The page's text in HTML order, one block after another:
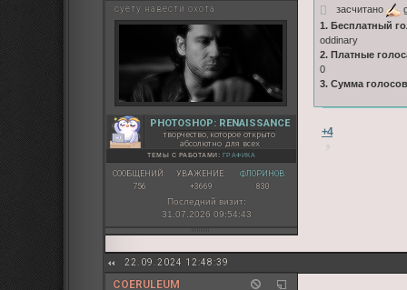
суету навести охота
PHOTOSHOP: RENAISSANCE
творчество, которое открыто
абсолютно для всех
ТЕМЫ С РАБОТАМИ: ГРАФИКА
СООБЩЕНИЙ:
756
УВАЖЕНИЕ:
+3669
ФЛОРИНОВ:
830
Последний визит:
31.07.2026 09:54:43
засчитано
1. Бесплатный
oddinary
2. Платные
0
3. Сумма
+4
22.09.2024 12:48:39
COERULEUM